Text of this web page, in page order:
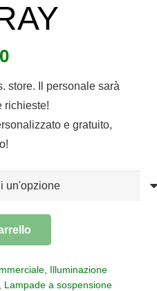
Il
attuale
è:
€861,00.
store. Il personale sarà
richieste!
e gratuito,
, Illuminazione
Lampade a sospensione